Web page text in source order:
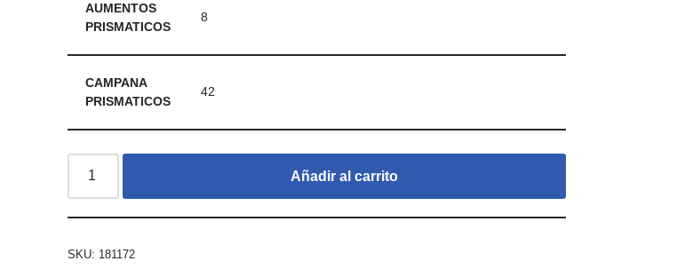
AUMENTOS
PRISMATICOS
8
CAMPANA
PRISMATICOS
42
Añadir al carrito
SKU: 181172